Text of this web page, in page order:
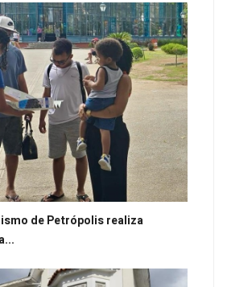
de Petrópolis realiza